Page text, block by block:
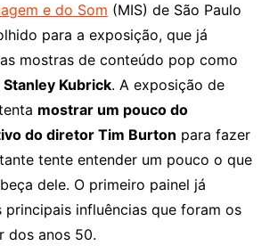
e do Som (MIS) de São Paulo
para a exposição, que já
mostras de conteúdo pop como
Stanley Kubrick. A exposição de
mostrar um pouco do
do diretor Tim Burton para fazer
tente entender um pouco o que
dele. O primeiro painel já
principais influências que foram os
dos anos 50.